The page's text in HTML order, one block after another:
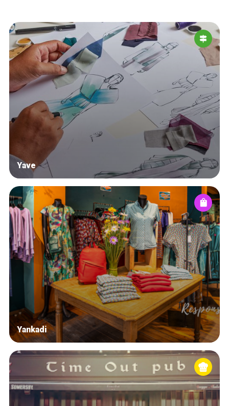
Yave
Yankadi